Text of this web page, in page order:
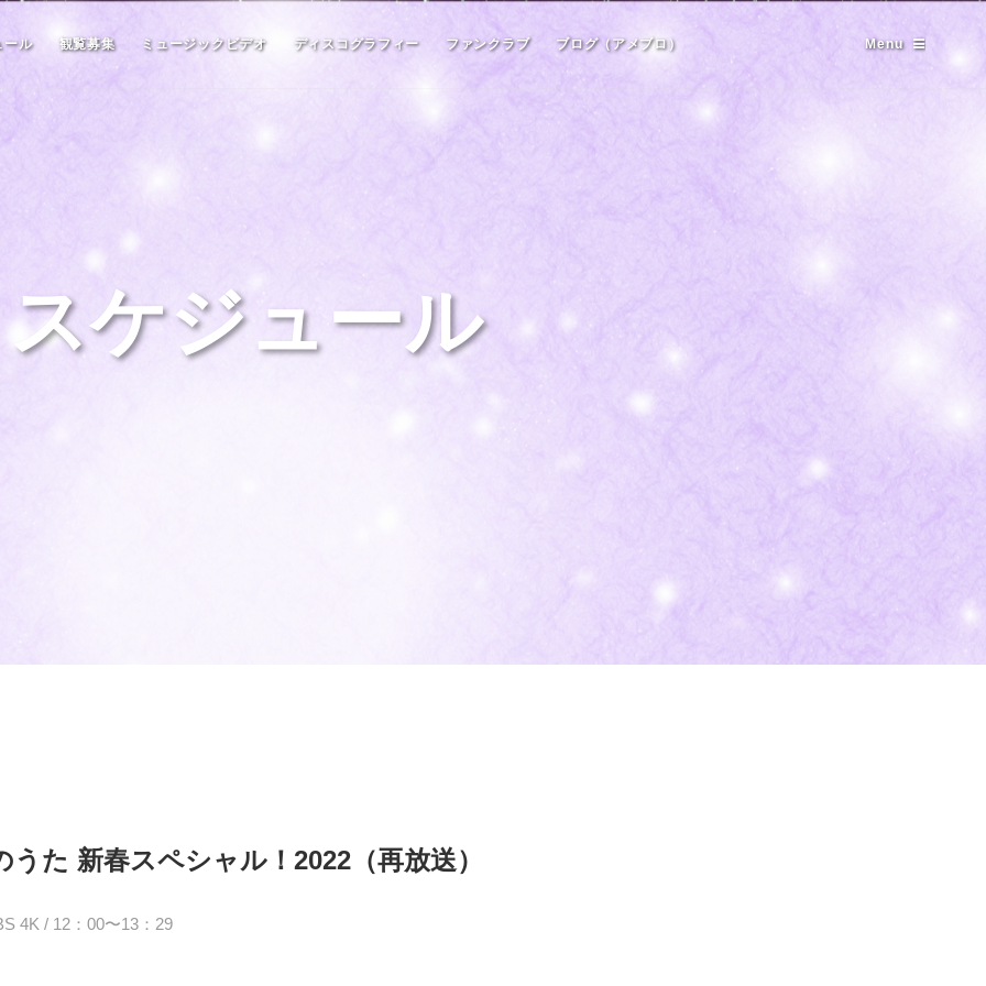
ール 観覧募集 ミュージックビデオ ディスコグラフィー ファンクラブ ブログ（アメブロ） Menu
スケジュール
うた 新春スペシャル！2022（再放送）
4K / 12：00〜13：29